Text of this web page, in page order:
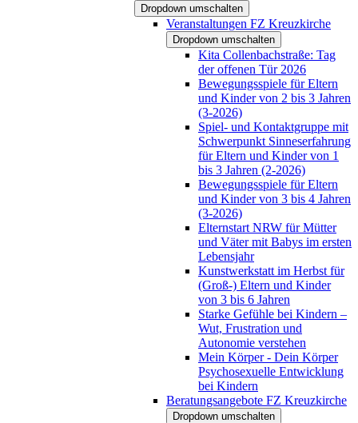
Dropdown umschalten
Veranstaltungen FZ Kreuzkirche
Dropdown umschalten
Kita Collenbachstraße: Tag
der offenen Tür 2026
Bewegungsspiele für Eltern
und Kinder von 2 bis 3 Jahren
(3-2026)
Spiel- und Kontaktgruppe mit
Schwerpunkt Sinneserfahrung
für Eltern und Kinder von 1
bis 3 Jahren (2-2026)
Bewegungsspiele für Eltern
und Kinder von 3 bis 4 Jahren
(3-2026)
Elternstart NRW für Mütter
und Väter mit Babys im ersten
Lebensjahr
Kunstwerkstatt im Herbst für
(Groß-) Eltern und Kinder
von 3 bis 6 Jahren
Starke Gefühle bei Kindern –
Wut, Frustration und
Autonomie verstehen
Mein Körper - Dein Körper
Psychosexuelle Entwicklung
bei Kindern
Beratungsangebote FZ Kreuzkirche
Dropdown umschalten